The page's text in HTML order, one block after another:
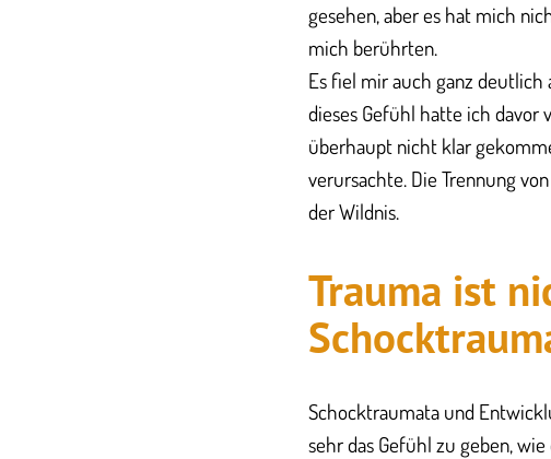
gesehen, aber es hat mich
mich berührten.
Es fiel mir auch ganz deutlich
dieses Gefühl hatte ich davor
überhaupt nicht klar
verursachte. Die Trennung
der Wildnis.
​Trauma ist
​Schocktraumata und
sehr das Gefühl zu geben,